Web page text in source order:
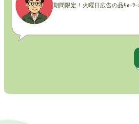
期間限定！火曜日広告の品ｷｮｰﾂｰ